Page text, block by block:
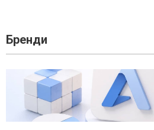
Бренди